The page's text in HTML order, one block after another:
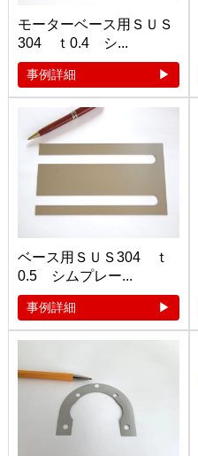
モーターベース用ＳＵＳ
304 ｔ0.4 シ...
事例詳細
ベース用ＳＵＳ304 ｔ
0.5 シムプレー...
事例詳細